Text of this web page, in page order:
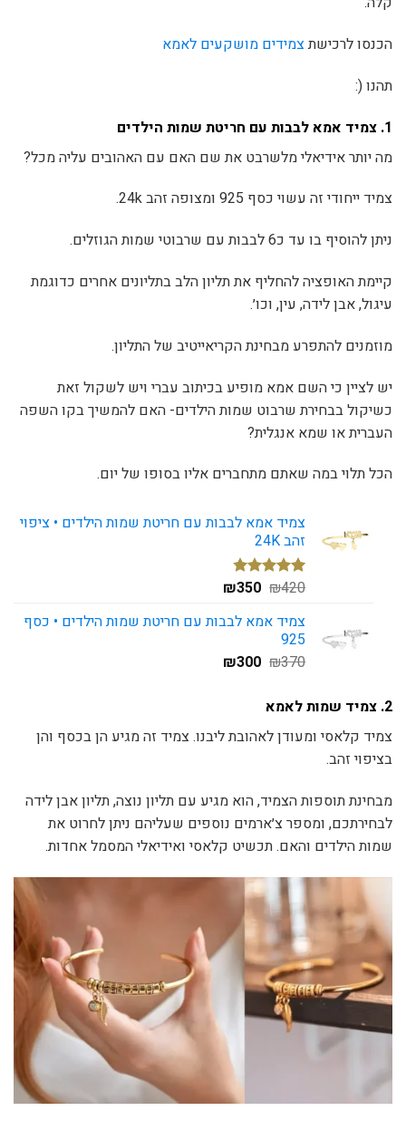
הכנסו לרכישתצמידים מושקעים לאמא
תהנו (:
1. צמיד אמא לבבות עם חריטת שמות הילדים
מה יותר אידיאלי מלשרבט את שם האם עם האהובים עליה מכל?
צמיד ייחודי זה עשוי כסף 925 ומצופה זהב 24k.
ניתן להוסיף בו עד כ6 לבבות עם שרבוטי שמות הגוזלים.
קיימת האופציה להחליף את תליון הלב בתליונים אחרים כדוגמת
עיגול, אבן לידה, עין, וכו׳.
מוזמנים להתפרע מבחינת הקריאייטיב של התליון.
יש לציין כי השם אמא מופיע בכיתוב עברי ויש לשקול זאת
כשיקול בבחירת שרבוט שמות הילדים- האם להמשיך בקו השפה
העברית או שמא אנגלית?
הכל תלוי במה שאתם מתחברים אליו בסופו של יום.
צמיד אמא לבבות עם חריטת שמות הילדים • ציפוי
זהב 24K
מדורגים
5 מבוסס
על
5
דירוגים
של לקוחות
₪420
המחיר
היה:
₪350
הוא:
צמיד אמא לבבות עם חריטת שמות הילדים • כסף
925
₪370
המחיר
₪300
2. צמיד שמות לאמא
צמיד קלאסי ומעודן לאהובת ליבנו. צמיד זה מגיע הן בכסף והן
בציפוי זהב.
מבחינת תוספות הצמיד, הוא מגיע עם תליון נוצה, תליון אבן לידה
לבחירתכם, ומספר צ׳ארמים נוספים שעליהם ניתן לחרוט את
שמות הילדים והאם. תכשיט קלאסי ואידיאלי המסמל אחדות.